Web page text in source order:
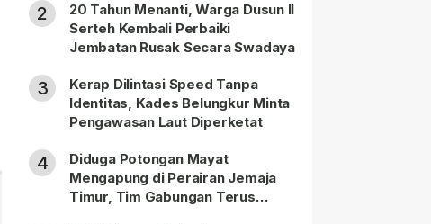
2
20 Tahun Menanti, Warga Dusun II
Serteh Kembali Perbaiki
Jembatan Rusak Secara Swadaya
3
Kerap Dilintasi Speed Tanpa
Identitas, Kades Belungkur Minta
Pengawasan Laut Diperketat
4
Diduga Potongan Mayat
Mengapung di Perairan Jemaja
Timur, Tim Gabungan Terus